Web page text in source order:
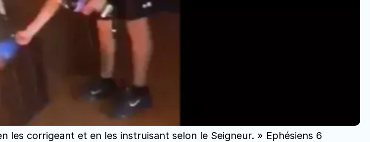
les corrigeant et en les instruisant selon le Seigneur. » Ephésiens 6